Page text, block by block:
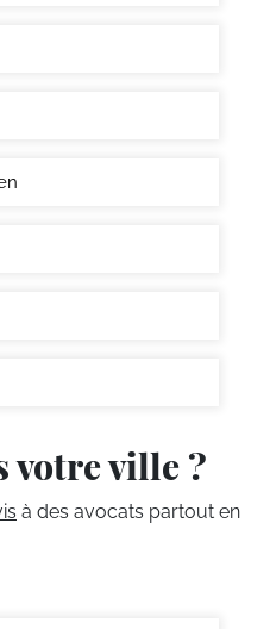
votre ville ?
à des avocats partout en